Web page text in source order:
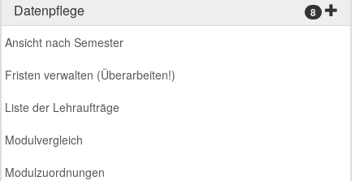
Datenpflege 8
Ansicht nach Semester
Fristen verwalten (Überarbeiten!)
Liste der Lehraufträge
Modulvergleich
Modulzuordnungen